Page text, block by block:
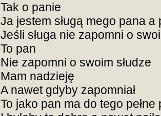
Tak o panie
Ja jestem sługą mego pana
Jeśli sługa nie zapomni o
To pan
Nie zapomni o swoim słudze
Mam nadzieję
A nawet gdyby zapomniał
To jako pan ma do tego pełne